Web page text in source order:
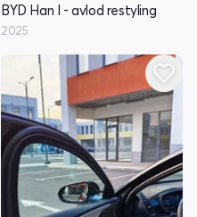
BYD Han I - avlod restyling
2025